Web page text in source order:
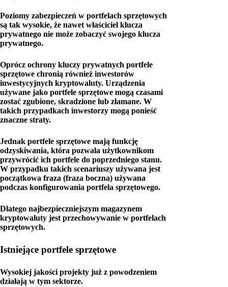
Poziomy zabezpieczeń w portfelach sprzętowych
są tak wysokie, że nawet właściciel klucza
prywatnego nie może zobaczyć swojego klucza
prywatnego.
Oprócz ochrony kluczy prywatnych portfele
sprzętowe chronią również inwestorów
inwestycyjnych kryptowaluty. Urządzenia
używane jako portfele sprzętowe mogą czasami
zostać zgubione, skradzione lub złamane. W
takich przypadkach inwestorzy mogą ponieść
znaczne straty.
Jednak portfele sprzętowe mają funkcję
odzyskiwania, która pozwala użytkownikom
przywrócić ich portfele do poprzedniego stanu.
W przypadku takich scenariuszy używana jest
początkowa fraza (fraza boczna) używana
podczas konfigurowania portfela sprzętowego.
Dlatego najbezpieczniejszym magazynem
kryptowaluty jest przechowywanie w portfelach
sprzętowych.
Istniejące portfele sprzętowe
Wysokiej jakości projekty już z powodzeniem
działają w tym sektorze.